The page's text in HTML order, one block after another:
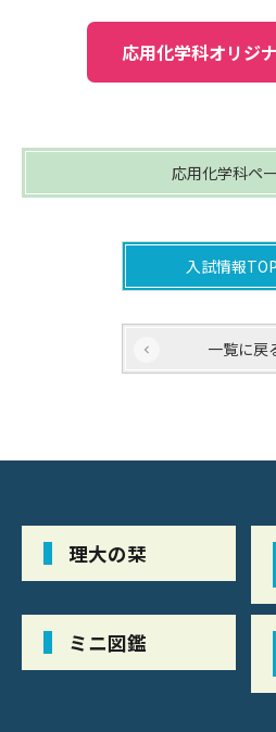
応用化学科オリジ
応用化学科ペ
入試情報
一覧に戻
理大の栞
ミニ図鑑